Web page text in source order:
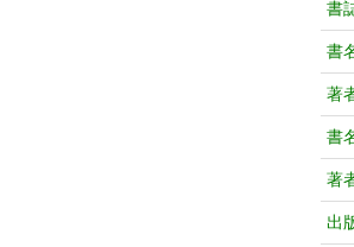
書
書
著
書
著
出